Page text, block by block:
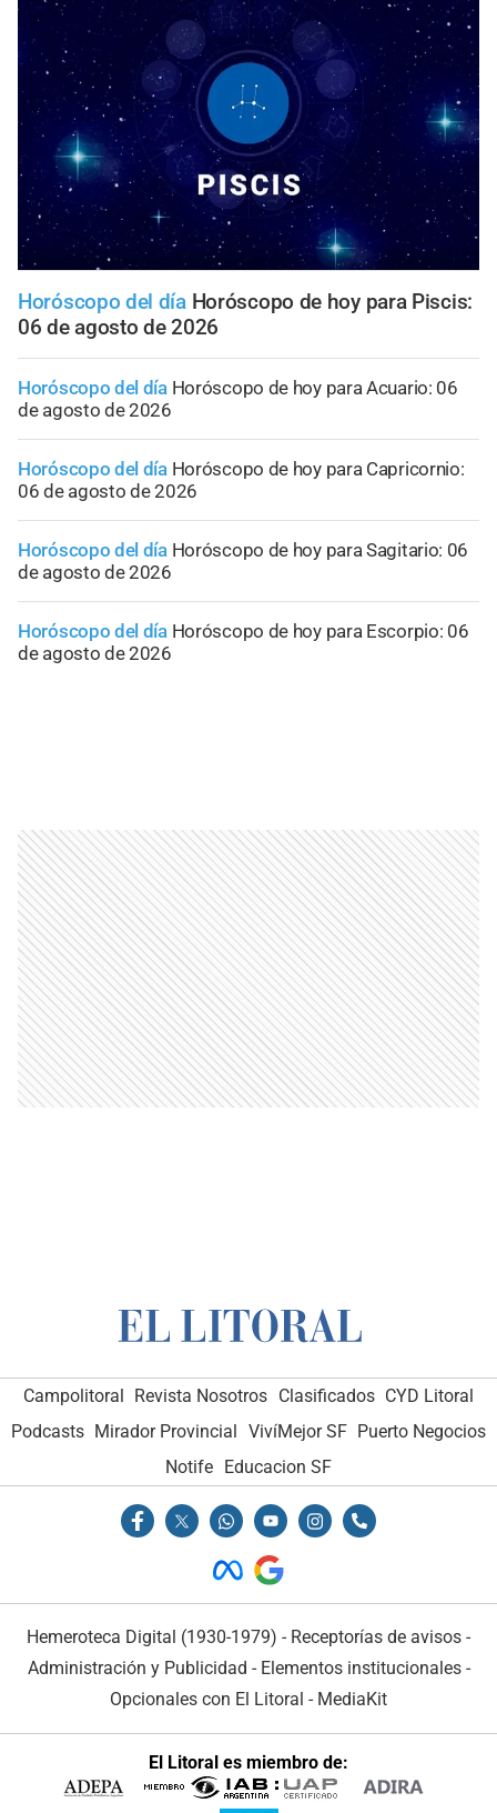
Horóscopo del día Horóscopo de hoy para Piscis:
06 de agosto de 2026
Horóscopo del día Horóscopo de hoy para Acuario: 06
de agosto de 2026
Horóscopo del día Horóscopo de hoy para Capricornio:
06 de agosto de 2026
Horóscopo del día Horóscopo de hoy para Sagitario: 06
de agosto de 2026
Horóscopo del día Horóscopo de hoy para Escorpio: 06
de agosto de 2026
Campolitoral Revista Nosotros Clasificados CYD Litoral
Podcasts Mirador Provincial VivíMejor SF Puerto Negocios
Notife Educacion SF
Hemeroteca Digital (1930-1979) - Receptorías de avisos -
Administración y Publicidad - Elementos institucionales-
Opcionales con El Litoral - MediaKit
El Litoral es miembro de: